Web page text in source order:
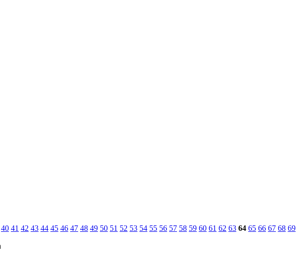
40 41 42 43 44 45 46 47 48 49 50 51 52 53 54 55 56 57 58 59 60 61 62 63 64 65 66 67 68 69